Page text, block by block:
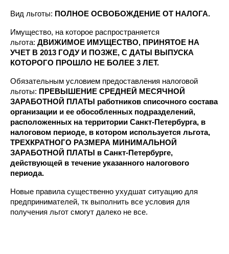
Вид льготы: ПОЛНОЕ ОСВОБОЖДЕНИЕ ОТ НАЛОГА.
Имущество, на которое распространяется
льгота: ДВИЖИМОЕ ИМУЩЕСТВО, ПРИНЯТОЕ НА
УЧЕТ В 2013 ГОДУ И ПОЗЖЕ, С ДАТЫ ВЫПУСКА
КОТОРОГО ПРОШЛО НЕ БОЛЕЕ 3 ЛЕТ.
Обязательным условием предоставления налоговой
льготы: ПРЕВЫШЕНИЕ СРЕДНЕЙ МЕСЯЧНОЙ
ЗАРАБОТНОЙ ПЛАТЫ работников списочного состава
организации и ее обособленных подразделений,
расположенных на территории Санкт-Петербурга, в
налоговом периоде, в котором используется льгота,
ТРЕХКРАТНОГО РАЗМЕРА МИНИМАЛЬНОЙ
ЗАРАБОТНОЙ ПЛАТЫ в Санкт-Петербурге,
действующей в течение указанного налогового
периода.
Новые правила существенно ухудшат ситуацию для
предпринимателей, тк выполнить все условия для
получения льгот смогут далеко не все.